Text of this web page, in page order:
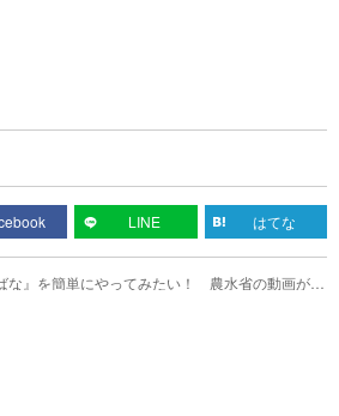
LINE はてな
な』を簡単にやってみたい！ 農水省の動画が、
る